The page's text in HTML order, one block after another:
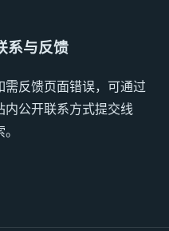
系与反馈
需反馈页面错误，可通过
内公开联系方式提交线
。